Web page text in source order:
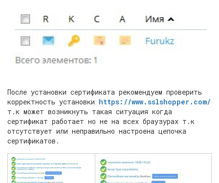
После установки сертификата рекомендуем проверить
корректность установки https://www.sslshopper.com/
т.к может возникнуть такая ситуация когда
сертификат работает но не на всех браузурах т.к
отсутствует или неправильно настроена цепочка
сертификатов.